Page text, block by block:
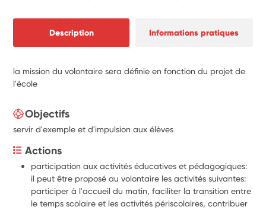
Description Informations pratiques
la mission du volontaire sera définie en fonction du projet de
l'école
Objectifs
servir d'exemple et d'impulsion aux élèves
Actions
participation aux activités éducatives et pédagogiques:
il peut être proposé au volontaire les activités suivantes:
participer à l'accueil du matin, faciliter la transition entre
le temps scolaire et les activités périscolaires, contribuer